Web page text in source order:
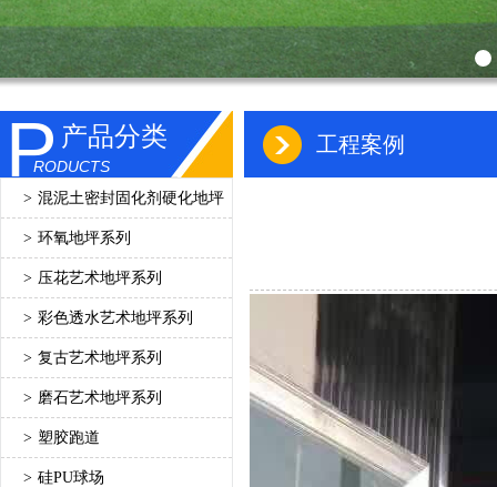
P产品分类
RODUCTS
> 混泥土密封固化剂硬化地坪
> 环氧地坪系列
> 压花艺术地坪系列
> 彩色透水艺术地坪系列
> 复古艺术地坪系列
> 磨石艺术地坪系列
> 塑胶跑道
> 硅PU球场
工程案例